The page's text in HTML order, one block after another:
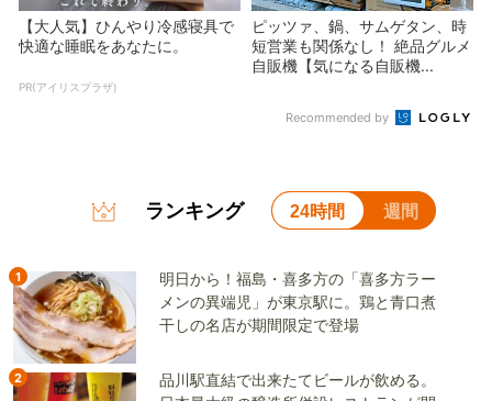
【大人気】ひんやり冷感寝具で
快適な睡眠をあなたに。
PR(アイリスプラザ)
ピッツァ、鍋、サムゲタン、時
短営業も関係なし！ 絶品グルメ
自販機【気になる自販機...
Recommended by
ランキング 24時間 週間
1
明日から！福島・喜多方の「喜多方ラー
メンの異端児」が東京駅に。鶏と青口煮
干しの名店が期間限定で登場
2
品川駅直結で出来たてビールが飲める。